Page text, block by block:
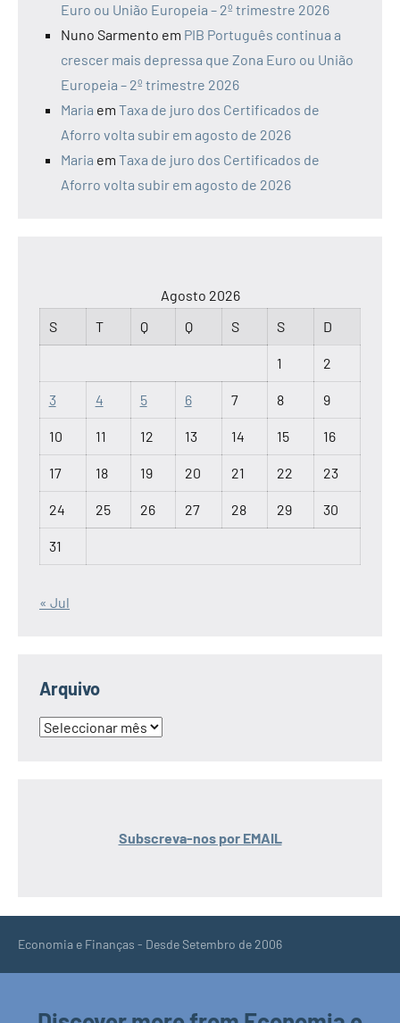
Euro ou União Europeia – 2º trimestre 2026
Nuno Sarmento em PIB Português continua a
crescer mais depressa que Zona Euro ou União
Europeia – 2º trimestre 2026
Maria em Taxa de juro dos Certificados de
Aforro volta subir em agosto de 2026
Maria em Taxa de juro dos Certificados de
Aforro volta subir em agosto de 2026
Agosto 2026
S
T Q Q S S D
1 2
3 4 5 6 7 8 9
10 11 12 13 14 15 16
17 18 19 20 21 22 23
24 25 26 27 28 29 30
31
« Jul
Arquivo
Arquivo
Subscreva-nos por EMAIL
Economia e Finanças - Desde Setembro de 2006